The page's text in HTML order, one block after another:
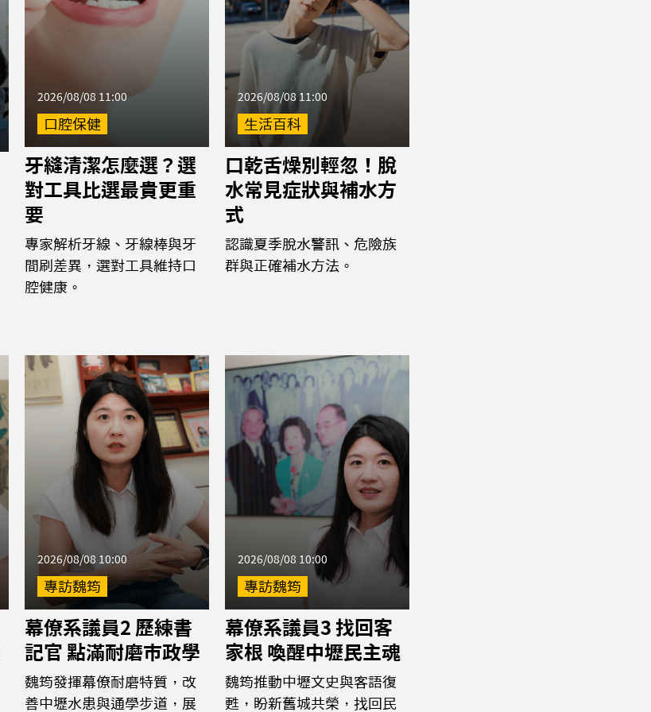
2026/08/08 11:00
口腔保健
牙縫清潔怎麼選？選
對工具比選最貴更重
要
專家解析牙線、牙線棒與牙
間刷差異，選對工具維持口
腔健康。
2026/08/08 11:00
生活百科
口乾舌燥別輕忽！脫
水常見症狀與補水方
式
認識夏季脫水警訊、危險族
群與正確補水方法。
2026/08/08 10:00
專訪魏筠
幕僚系議員2 歷練書
記官 點滿耐磨市政學
魏筠發揮幕僚耐磨特質，改
善中壢水患與通學步道，展
2026/08/08 10:00
專訪魏筠
幕僚系議員3 找回客
家根 喚醒中壢民主魂
魏筠推動中壢文史與客語復
甦，盼新舊城共榮，找回民